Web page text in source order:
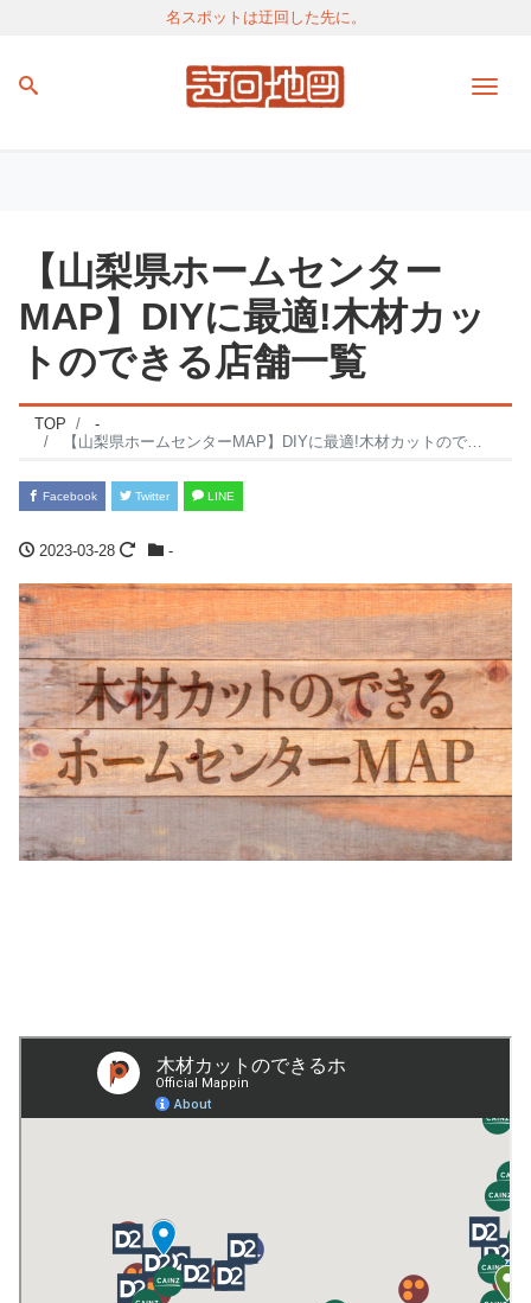
名スポットは迂回した先に。
【山梨県ホームセンター
MAP】DIYに最適!木材カッ
トのできる店舗一覧
TOP
-
【山梨県ホームセンターMAP】DIYに最適!木材カットのできる店舗一覧
Facebook Twitter LINE
2023-03-28 -